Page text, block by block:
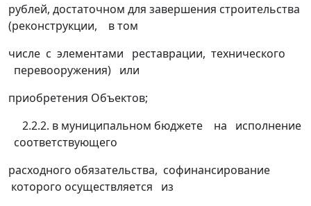
рублей, достаточном для завершения строительства
(реконструкции, в том
числе с элементами реставрации, технического
перевооружения) или
приобретения Объектов;
2.2.2. в муниципальном бюджете на исполнение
соответствующего
расходного обязательства, софинансирование
которого осуществляется из